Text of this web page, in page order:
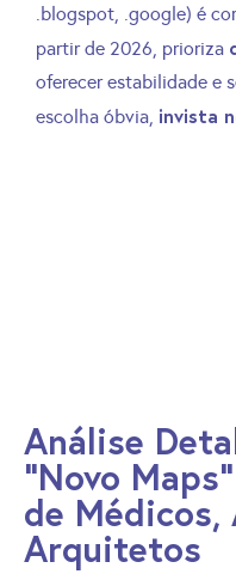
.blogspot, .google) é
partir de 2026, prioriza
oferecer estabilidade e
escolha óbvia, invista
Análise
"Novo
de Médicos,
Arquitetos